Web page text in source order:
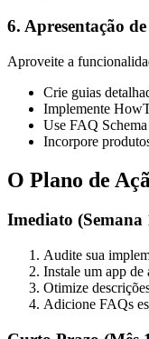
6. Apresentação
Aproveite a
Crie guias
Implemente
Use FAQ
Incorpore
O Plano de
Imediato (Semana
Audite sua
Instale um app de
Otimize
Adicione FAQs